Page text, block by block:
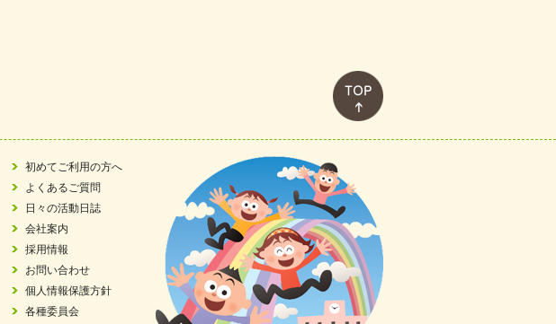
初めてご利用の方へ
よくあるご質問
日々の活動日誌
会社案内
採用情報
お問い合わせ
個人情報保護方針
各種委員会